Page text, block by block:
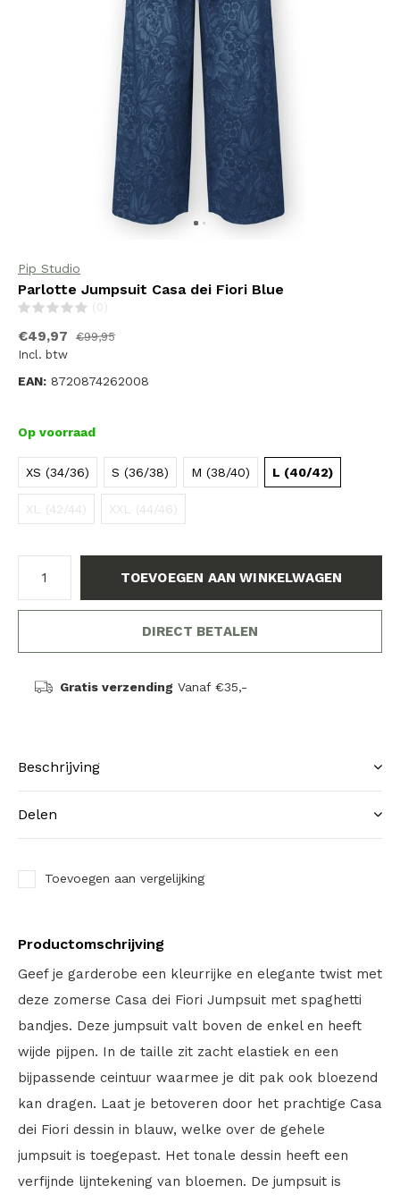
Pip Studio
Parlotte Jumpsuit Casa dei Fiori Blue
(0)
€49,97
€99,95
Incl. btw
EAN: 8720874262008
Op voorraad
XS (34/36) S (36/38) M (38/40) L (40/42)
XL (42/44) XXL (44/46)
TOEVOEGEN AAN WINKELWAGEN
DIRECT BETALEN
Gratis verzending Vanaf €35,-
Beschrijving
Delen
Toevoegen aan vergelijking
Productomschrijving
Geef je garderobe een kleurrijke en elegante twist met
deze zomerse Casa dei Fiori Jumpsuit met spaghetti
bandjes. Deze jumpsuit valt boven de enkel en heeft
wijde pijpen. In de taille zit zacht elastiek en een
bijpassende ceintuur waarmee je dit pak ook bloezend
kan dragen. Laat je betoveren door het prachtige Casa
dei Fiori dessin in blauw, welke over de gehele
jumpsuit is toegepast. Het tonale dessin heeft een
verfijnde lijntekening van bloemen. De jumpsuit is